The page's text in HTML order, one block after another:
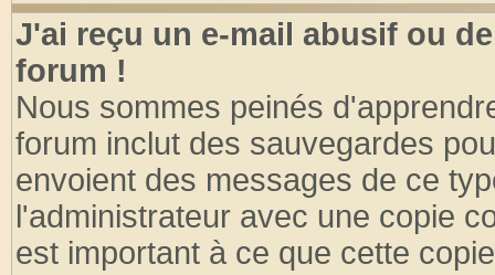
J'ai reçu un e-mail abusif ou
forum !
Nous sommes peinés
forum inclut des sauvegardes
envoient des messages de ce
l'administrateur avec une copie
est important à ce que cette